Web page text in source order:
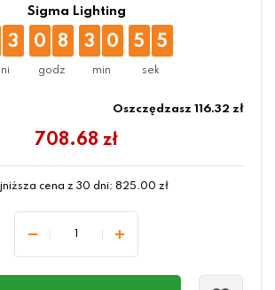
Sigma Lighting
3 0 8 3 0 5 4
Oszczędzasz 116.32 zł
708.68 zł
cena z 30 dni: 825.00 zł